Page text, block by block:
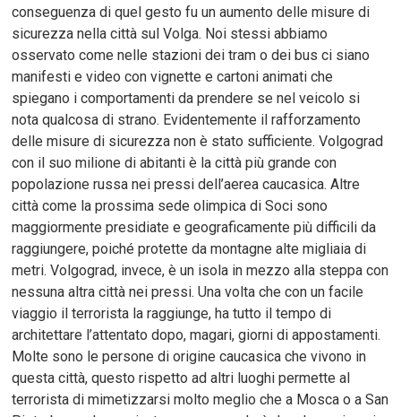
conseguenza di quel gesto fu un aumento delle misure di
sicurezza nella città sul Volga. Noi stessi abbiamo
osservato come nelle stazioni dei tram o dei bus ci siano
manifesti e video con vignette e cartoni animati che
spiegano i comportamenti da prendere se nel veicolo si
nota qualcosa di strano. Evidentemente il rafforzamento
delle misure di sicurezza non è stato sufficiente. Volgograd
con il suo milione di abitanti è la città più grande con
popolazione russa nei pressi dell’aerea caucasica. Altre
città come la prossima sede olimpica di Soci sono
maggiormente presidiate e geograficamente più difficili da
raggiungere, poiché protette da montagne alte migliaia di
metri. Volgograd, invece, è un isola in mezzo alla steppa con
nessuna altra città nei pressi. Una volta che con un facile
viaggio il terrorista la raggiunge, ha tutto il tempo di
architettare l’attentato dopo, magari, giorni di appostamenti.
Molte sono le persone di origine caucasica che vivono in
questa città, questo rispetto ad altri luoghi permette al
terrorista di mimetizzarsi molto meglio che a Mosca o a San